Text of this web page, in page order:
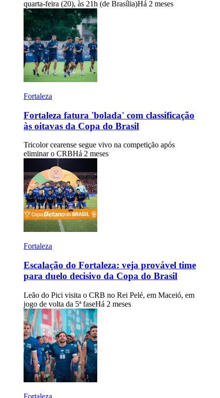
quarta-feira (20), às 21h (de Brasília)Há 2 meses
Fortaleza
Fortaleza fatura 'bolada' com classificação
às oitavas da Copa do Brasil
Tricolor cearense segue vivo na competição após
eliminar o CRBHá 2 meses
Fortaleza
Escalação do Fortaleza: veja provável time
para duelo decisivo da Copa do Brasil
Leão do Pici visita o CRB no Rei Pelé, em Maceió, em
jogo de volta da 5ª faseHá 2 meses
Fortaleza